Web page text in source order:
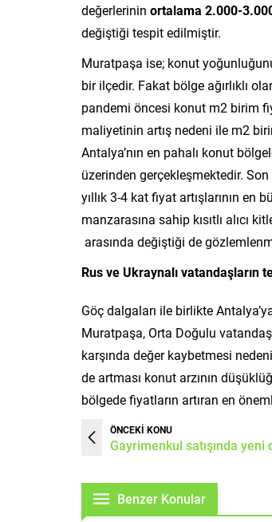
değerlerinin ortalama 2.000-
değiştiği tespit edilmiştir.
Muratpaşa ise; konut
bir ilçedir. Fakat bölge ağırlıklı
pandemi öncesi konut m2 birim
maliyetinin artış nedeni ile m2
Antalya’nın en pahalı konut
üzerinden gerçekleşmektedir.
yıllık 3-4 kat fiyat artışlarının
manzarasına sahip kısıtlı alıcı
arasında değiştiği de
Rus ve Ukraynalı vatandaşların
Göç dalgaları ile birlikte
Muratpaşa, Orta Doğulu
karşında değer kaybetmesi
de artması konut arzının
bölgede fiyatların artıran en
ÖNCEKİ KONU
Gayrimenkul satışında yeni
Benzer Konular